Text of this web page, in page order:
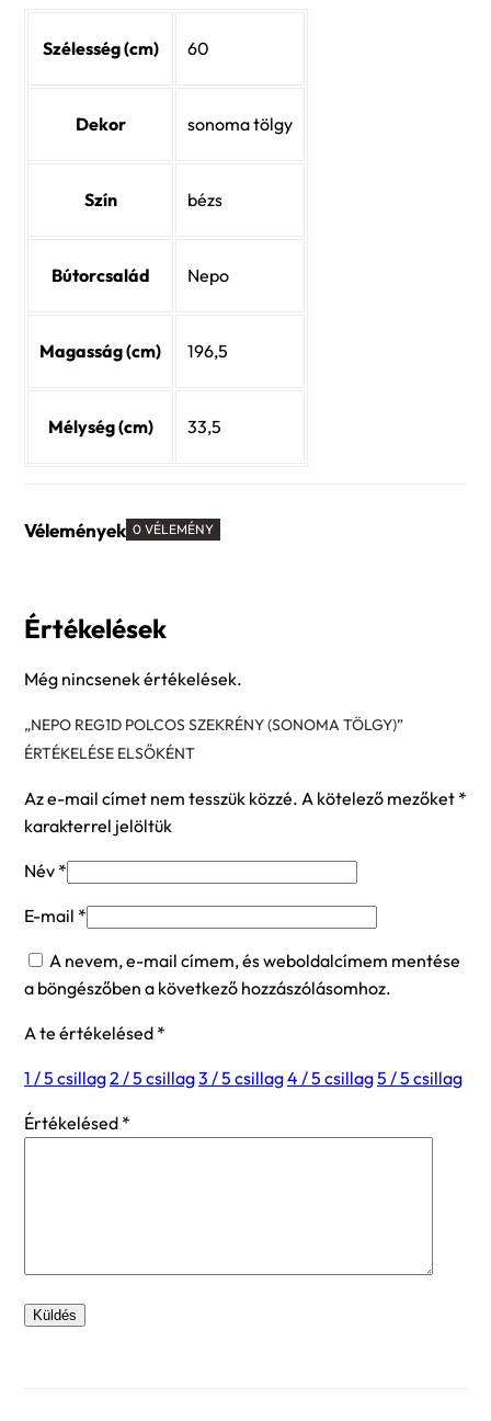
Szélesség (cm) 60
Dekor sonoma tölgy
Szín bézs
Bútorcsalád Nepo
Magasság (cm) 196,5
Mélység (cm) 33,5
Vélemények 0 VÉLEMÉNY
Értékelések
Még nincsenek értékelések.
„NEPO REG1D POLCOS SZEKRÉNY (SONOMA TÖLGY)”
ÉRTÉKELÉSE ELSŐKÉNT
Az e-mail címet nem tesszük közzé. A kötelező mezőket *
karakterrel jelöltük
Név *
E-mail *
A nevem, e-mail címem, és weboldalcímem mentése
a böngészőben a következő hozzászólásomhoz.
A te értékelésed *
1 / 5 csillag2 / 5 csillag3 / 5 csillag4 / 5 csillag5 / 5 csillag
Értékelésed *